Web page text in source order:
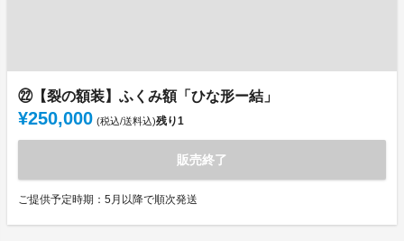
㉒【裂の額装】ふくみ額「ひな形ー結」
¥250,000 (税込/送料込)残り1
販売終了
ご提供予定時期：5月以降で順次発送